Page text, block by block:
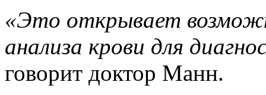
«Это открывает
анализа крови для
говорит доктор Манн.